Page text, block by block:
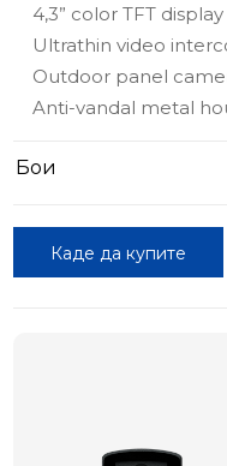
4,3” color TFT display
Ultrathin video
Outdoor panel
Anti-vandal metal
Бои
Каде да купите